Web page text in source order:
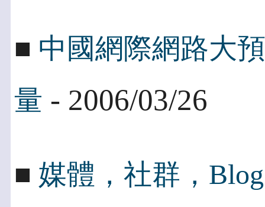
■ 中國網際網路大
量 - 2006/03/26
■ 媒體，社群，